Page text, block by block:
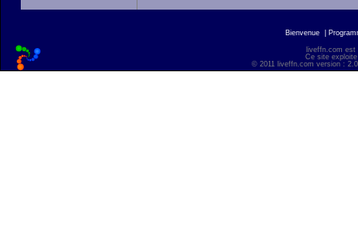
Bienvenue
liveffn.com est
Ce site
© 2011 liveffn.com version :